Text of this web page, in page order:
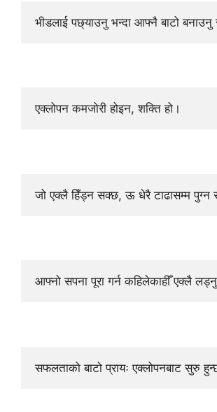
भीडलाई पछ्याउनु भन्दा आफ्नै बाटो बनाउनु
एक्लोपन कमजोरी होइन, शक्ति हो।
जो एक्लै हिँड्न सक्छ, ऊ धेरै टाढासम्म पुग्न
आफ्नो सपना पूरा गर्न कहिलेकाहीँ एक्लै
सफलताको बाटो प्रायः एक्लोपनबाट सुरु